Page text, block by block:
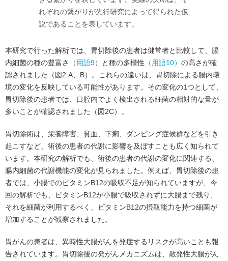
れぞれの繋がりが先行研究によって得られた仮
説であることを表しています。
本研究で行った解析では、胃切除後の患者は健常者と比較して、腸
内細菌の種の豊富さ
（用語9） と種の多様性 （用語10） の高さが確
認されました（図2 A、B）。これらの違いは、胃切除による腸内環
境の変化を反映している可能性があります。その変化の1つとして、
胃切除後の患者では、口腔内でよく検出される細菌の相対的な量が
多いことが確認されました（図2C）。
胃切除術は、栄養障害、貧血、下痢、ダンピング症候群などを引き
起こすなど、術後の患者の代謝に影響を及ぼすことも広く知られて
います。本研究の解析でも、術後の患者の代謝の変化に関連する、
腸内細菌の代謝機能の変化が見られました。例えば、胃切除後の患
者では、小腸でのビタミンB12の吸収不足が知られていますが、今
回の解析でも、ビタミンB12が小腸で吸収されずに大腸まで残り、
それを細菌が利用するべく、ビタミンB12の摂取能力を持つ細菌が
増加することが観察されました。
胃がんの患者は、異時性大腸がんを発症するリスクが高いことも報
告されています。胃切除後の発がんメカニズムは、散発性大腸がん